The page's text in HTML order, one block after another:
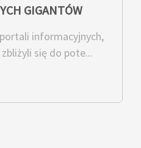
GIGANTÓW
informacyjnych,
się do pote...